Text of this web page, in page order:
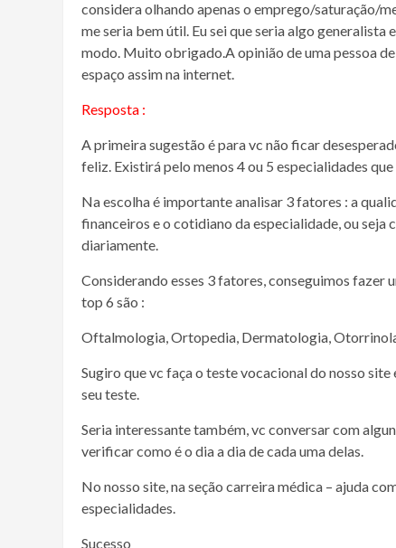
considera olhando apenas o emprego/saturação/
me seria bem útil. Eu sei que seria algo generalista
modo. Muito obrigado.A opinião de uma pessoa
espaço assim na internet.
Resposta :
A primeira sugestão é para vc não ficar
feliz. Existirá pelo menos 4 ou 5 especialidades
Na escolha é importante analisar 3 fatores : a
financeiros e o cotidiano da especialidade, ou
diariamente.
Considerando esses 3 fatores, conseguimos fazer
top 6 são :
Oftalmologia, Ortopedia, Dermatologia,
Sugiro que vc faça o teste vocacional do nosso
seu teste.
Seria interessante também, vc conversar com
verificar como é o dia a dia de cada uma delas.
No nosso site, na seção carreira médica – ajuda
especialidades.
Sucesso